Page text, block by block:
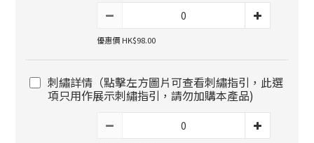
優惠價 HK$98.00
刺繡詳情（點擊左方圖片可查看刺繡指引，此選
項只用作展示刺繡指引，請勿加購本產品)